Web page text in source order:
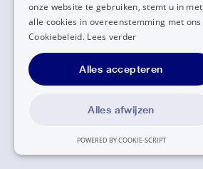
onze website te gebruiken, stemt u in met
alle cookies in overeenstemming met ons
Cookiebeleid. Lees verder
Alles accepteren
Alles afwijzen
POWERED BY COOKIE-SCRIPT